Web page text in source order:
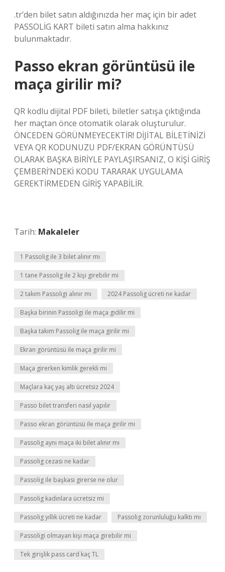
.tr’den bilet satın aldığınızda her maç için bir adet
PASSOLİG KART bileti satın alma hakkınız
bulunmaktadır.
Passo ekran görüntüsü ile
maça girilir mi?
QR kodlu dijital PDF bileti, biletler satışa çıktığında
her maçtan önce otomatik olarak oluşturulur.
ÖNCEDEN GÖRÜNMEYECEKTİR! DİJİTAL BİLETİNİZİ
VEYA QR KODUNUZU PDF/EKRAN GÖRÜNTÜSÜ
OLARAK BAŞKA BİRİYLE PAYLAŞIRSANIZ, O KİŞİ GİRİŞ
ÇEMBERİ’NDEKİ KODU TARARAK UYGULAMA
GEREKTİRMEDEN GİRİŞ YAPABİLİR.
Tarih: Makaleler
1 Passolig ile 3 bilet alınır mı
1 tane Passolig ile 2 kişi girebilir mi
2 takım Passoligi alınır mı 2024 Passolig ücreti ne kadar
Başka birinin Passoligi ile maça gidilir mi
Başka takım Passolig ile maça girilir mi
Ekran görüntüsü ile maça girilir mi
Maça girerken kimlik gerekli mi
Maçlara kaç yaş altı ücretsiz 2024
Passo bilet transferi nasıl yapılır
Passo ekran görüntüsü ile maça girilir mi
Passolig aynı maça iki bilet alınır mı
Passolig cezası ne kadar
Passolig ile başkası girerse ne olur
Passolig kadınlara ücretsiz mi
Passolig yıllık ücreti ne kadar Passolig zorunluluğu kalktı mı
Passoligi olmayan kişi maça girebilir mi
Tek girişlik pass card kaç TL